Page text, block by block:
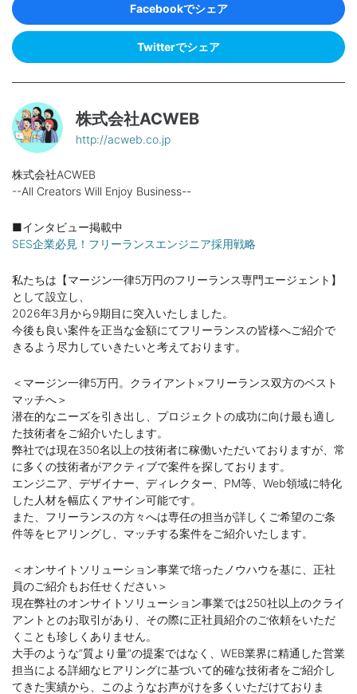
Facebookでシェア
Twitterでシェア
株式会社ACWEB
http://acweb.co.jp
株式会社ACWEB
--All Creators Will Enjoy Business--
■インタビュー掲載中
SES企業必見！フリーランスエンジニア採用戦略
私たちは【マージン一律5万円のフリーランス専門エージェント】
として設立し、
2026年3月から9期目に突入いたしました。
今後も良い案件を正当な金額にてフリーランスの皆様へご紹介で
きるよう尽力していきたいと考えております。
＜マージン一律5万円。クライアント×フリーランス双方のベスト
マッチへ＞
潜在的なニーズを引き出し、プロジェクトの成功に向け最も適し
た技術者をご紹介いたします。
弊社では現在350名以上の技術者に稼働いただいておりますが、常
に多くの技術者がアクティブで案件を探しております。
エンジニア、デザイナー、ディレクター、PM等、Web領域に特化
した人材を幅広くアサイン可能です。
また、フリーランスの方々へは専任の担当が詳しくご希望のご条
件等をヒアリングし、マッチする案件をご紹介いたします。
＜オンサイトソリューション事業で培ったノウハウを基に、正社
員のご紹介もお任せください＞
現在弊社のオンサイトソリューション事業では250社以上のクライ
アントとのお取引があり、その際に正社員紹介のご依頼をいただ
くことも珍しくありません。
大手のような”質より量”の提案ではなく、WEB業界に精通した営業
担当による詳細なヒアリングに基づいて的確な技術者をご紹介し
てきた実績から、このようなお声がけを多くいただけておりま